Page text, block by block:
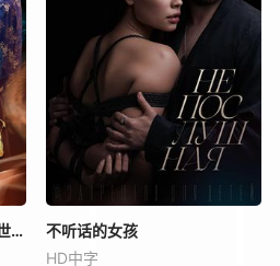
藏剑十年：废柴皇子竟是绝世强龙
不听话的女孩
HD中字